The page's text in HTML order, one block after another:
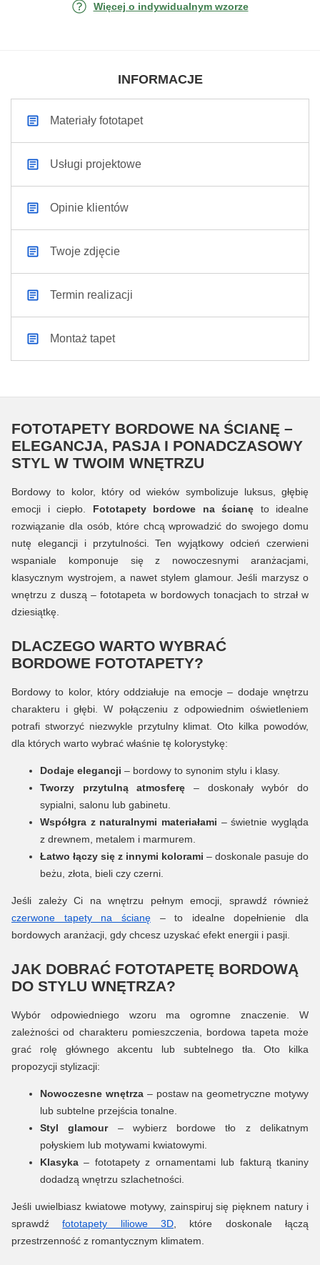
Więcej o indywidualnym wzorze
INFORMACJE
Materiały fototapet
Usługi projektowe
Opinie klientów
Twoje zdjęcie
Termin realizacji
Montaż tapet
FOTOTAPETY BORDOWE NA ŚCIANĘ –
ELEGANCJA, PASJA I PONADCZASOWY
STYL W TWOIM WNĘTRZU
Bordowy to kolor, który od wieków symbolizuje luksus, głębię
emocji i ciepło. Fototapety bordowe na ścianę to idealne
rozwiązanie dla osób, które chcą wprowadzić do swojego domu
nutę elegancji i przytulności. Ten wyjątkowy odcień czerwieni
wspaniale komponuje się z nowoczesnymi aranżacjami,
klasycznym wystrojem, a nawet stylem glamour. Jeśli marzysz o
wnętrzu z duszą – fototapeta w bordowych tonacjach to strzał w
dziesiątkę.
DLACZEGO WARTO WYBRAĆ
BORDOWE FOTOTAPETY?
Bordowy to kolor, który oddziałuje na emocje – dodaje wnętrzu
charakteru i głębi. W połączeniu z odpowiednim oświetleniem
potrafi stworzyć niezwykle przytulny klimat. Oto kilka powodów,
dla których warto wybrać właśnie tę kolorystykę:
Dodaje elegancji – bordowy to synonim stylu i klasy.
Tworzy przytulną atmosferę – doskonały wybór do
sypialni, salonu lub gabinetu.
Współgra z naturalnymi materiałami – świetnie wygląda
z drewnem, metalem i marmurem.
Łatwo łączy się z innymi kolorami – doskonale pasuje do
beżu, złota, bieli czy czerni.
Jeśli zależy Ci na wnętrzu pełnym emocji, sprawdź również
czerwone tapety na ścianę– to idealne dopełnienie dla
bordowych aranżacji, gdy chcesz uzyskać efekt energii i pasji.
JAK DOBRAĆ FOTOTAPETĘ BORDOWĄ
DO STYLU WNĘTRZA?
Wybór odpowiedniego wzoru ma ogromne znaczenie. W
zależności od charakteru pomieszczenia, bordowa tapeta może
grać rolę głównego akcentu lub subtelnego tła. Oto kilka
propozycji stylizacji:
Nowoczesne wnętrza– postaw na geometryczne motywy
lub subtelne przejścia tonalne.
Styl glamour– wybierz bordowe tło z delikatnym
połyskiem lub motywami kwiatowymi.
Klasyka – fototapety z ornamentami lub fakturą tkaniny
dodadzą wnętrzu szlachetności.
Jeśli uwielbiasz kwiatowe motywy, zainspiruj się pięknem natury i
sprawdźfototapety liliowe 3D, które doskonale łączą
przestrzenność z romantycznym klimatem.